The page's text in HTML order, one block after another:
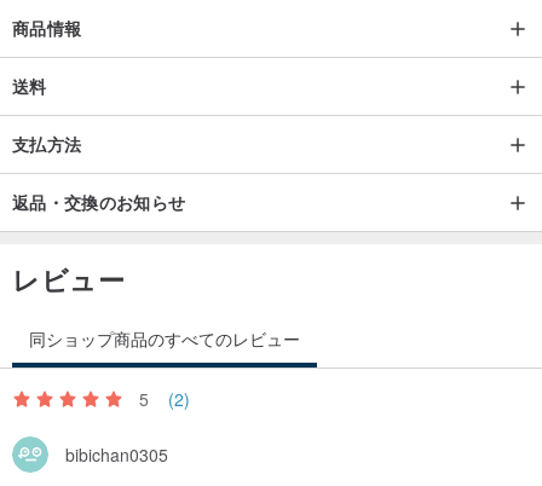
商品情報
送料
支払方法
返品・交換のお知らせ
レビュー
同ショップ商品のすべてのレビュー
5 (2)
bibichan0305